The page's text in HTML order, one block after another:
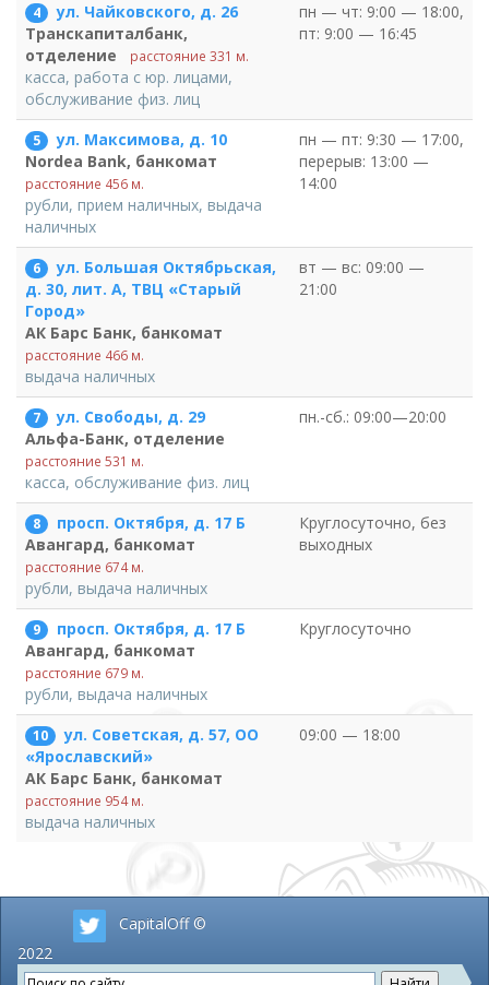
4
ул. Чайковского, д. 26
Транскапиталбанк,
отделение
расстояние 331 м.
касса, работа с юр. лицами,
обслуживание физ. лиц
пн — чт: 9:00 — 18:00,
пт: 9:00 — 16:45
5
ул. Максимова, д. 10
Nordea Bank, банкомат
расстояние 456 м.
рубли, прием наличных, выдача
наличных
пн — пт: 9:30 — 17:00,
перерыв: 13:00 —
14:00
6
ул. Большая Октябрьская,
д. 30, лит. А, ТВЦ «Старый
Город»
АК Барс Банк, банкомат
расстояние 466 м.
выдача наличных
вт — вс: 09:00 —
21:00
7
ул. Свободы, д. 29
Альфа-Банк, отделение
расстояние 531 м.
касса, обслуживание физ. лиц
пн.-сб.: 09:00—20:00
8
просп. Октября, д. 17 Б
Авангард, банкомат
расстояние 674 м.
рубли, выдача наличных
Круглосуточно, без
выходных
9
просп. Октября, д. 17 Б
Авангард, банкомат
расстояние 679 м.
рубли, выдача наличных
Круглосуточно
10
ул. Советская, д. 57, ОО
«Ярославский»
АК Барс Банк, банкомат
расстояние 954 м.
выдача наличных
09:00 — 18:00
CapitalOff ©
2022